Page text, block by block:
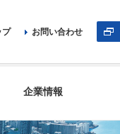
企業情報
お問い合わせ
プ